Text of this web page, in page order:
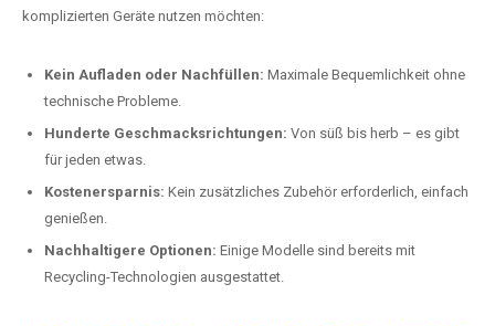
komplizierten Geräte nutzen möchten:
Kein Aufladen oder Nachfüllen: Maximale Bequemlichkeit ohne
technische Probleme.
Hunderte Geschmacksrichtungen: Von süß bis herb – es gibt
für jeden etwas.
Kostenersparnis: Kein zusätzliches Zubehör erforderlich, einfach
genießen.
Nachhaltigere Optionen: Einige Modelle sind bereits mit
Recycling-Technologien ausgestattet.